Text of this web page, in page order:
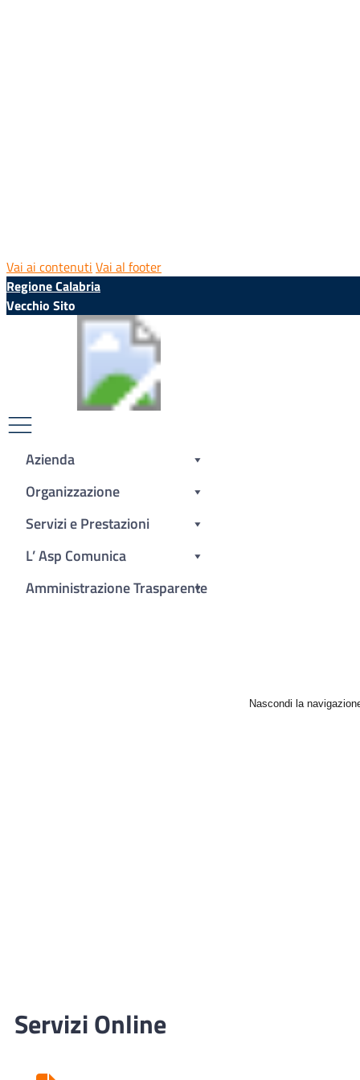
Vai ai contenuti Vai al footer
Regione Calabria
Vecchio Sito
Area Dipendenti
Nascondi la
Azienda
Organizzazione
Servizi e Prestazioni
L’ Asp Comunica
Amministrazione Trasparente
Azienda Sanitaria
Provinciale Crotone
Contenuti in evidenza
AVVISO: tutte le PEC destinate all’ASP vanno inviate
esclusivamente a protocollo@pec.asp.crotone.it
Servizi Online